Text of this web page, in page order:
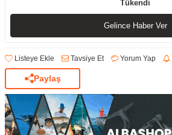
Tükendi
Gelince Haber Ver
Listeye Ekle Tavsiye Et Yorum Yap
Paylaş